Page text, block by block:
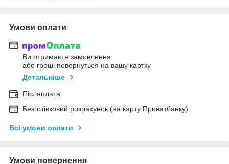
Умови оплати
Ви отримаєте замовлення
або гроші повернуться на вашу картку
Детальніше
Післяплата
Безготівковий розрахунок (на карту Приватбанку)
Всі умови оплати
Умови повернення